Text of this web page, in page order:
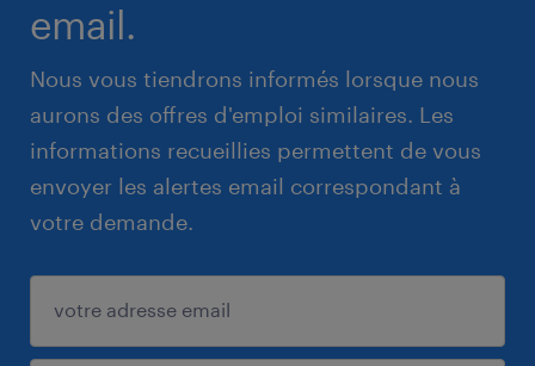
email.
Nous vous tiendrons informés lorsque nous
aurons des offres d'emploi similaires. Les
informations recueillies permettent de vous
envoyer les alertes email correspondant à
votre demande.